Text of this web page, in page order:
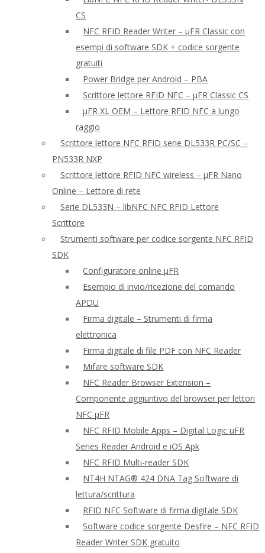
CS
NFC RFID Reader Writer – μFR Classic con
esempi di software SDK + codice sorgente
gratuiti
Power Bridge per Android – PBA
Scrittore lettore RFID NFC – μFR Classic CS
μFR XL OEM – Lettore RFID NFC a lungo
raggio
Scrittore lettore NFC RFID serie DL533R PC/SC –
PN533R NXP
Scrittore lettore RFID NFC wireless – μFR Nano
Online – Lettore di rete
Serie DL533N – libNFC NFC RFID Lettore
Scrittore
Strumenti software per codice sorgente NFC RFID
SDK
Configuratore online μFR
Esempio di invio/ricezione del comando
APDU
Firma digitale – Strumenti di firma
elettronica
Firma digitale di file PDF con NFC Reader
Mifare software SDK
NFC Reader Browser Extension –
Componente aggiuntivo del browser per lettori
NFC μFR
NFC RFID Mobile Apps – Digital Logic uFR
Series Reader Android e iOS Apk
NFC RFID Multi-reader SDK
NT4H NTAG® 424 DNA Tag Software di
lettura/scrittura
RFID NFC Software di firma digitale SDK
Software codice sorgente Desfire – NFC RFID
Reader Writer SDK gratuito